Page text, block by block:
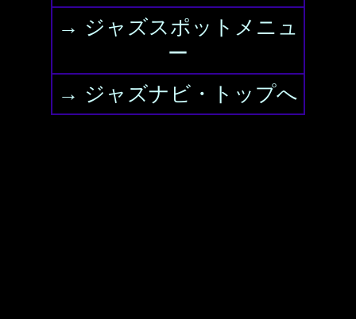
→ ジャズスポットメニュ
ー
→ ジャズナビ・トップへ